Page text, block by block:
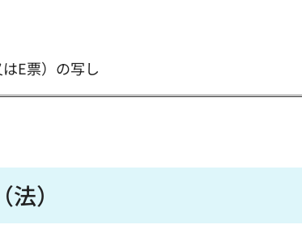
E票）の写し
）